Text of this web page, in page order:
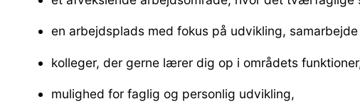
en arbejdsplads med fokus på udvikling,
kolleger, der gerne lærer dig op i områdets
mulighed for faglig og personlig udvikling,